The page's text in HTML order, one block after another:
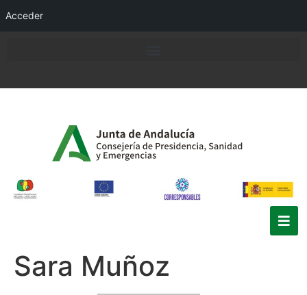
Acceder
Sara Muñoz